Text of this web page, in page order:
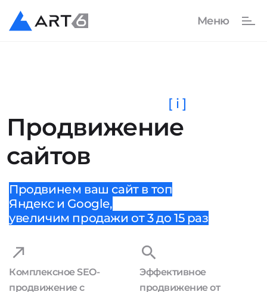
Продвижение
сайтов
[ i ]
Продвинем ваш сайт в топ
Яндекс и Google,
увеличим продажи от 3 до 15 раз
Комплексное SEO-
продвижение с
Эффективное
продвижение от